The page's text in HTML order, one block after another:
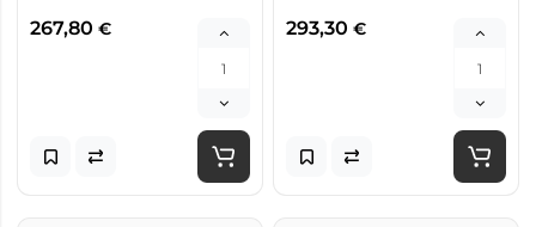
267,80 € 293,30 €